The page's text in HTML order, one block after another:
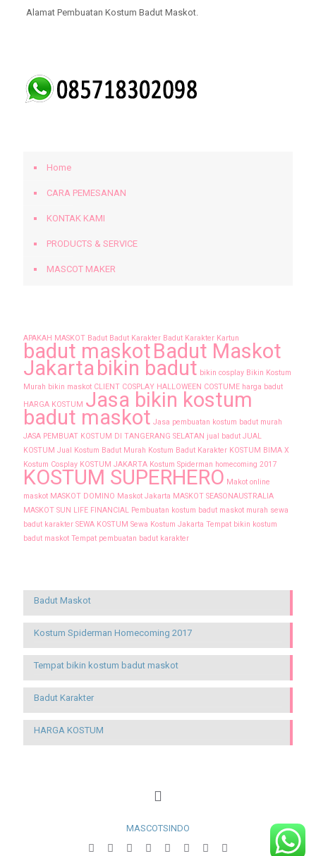
Alamat Pembuatan Kostum Badut Maskot.
Home
CARA PEMESANAN
KONTAK KAMI
PRODUCTS & SERVICE
MASCOT MAKER
APAKAH MASKOT Badut Badut Karakter Badut Karakter Kartun
badut maskotBadut Maskot
Jakarta bikin badut bikin cosplay Bikin Kostum
Murah bikin maskot CLIENT COSPLAY HALLOWEEN COSTUME harga badut
HARGA KOSTUM Jasa bikin kostum
badut maskot Jasa pembuatan kostum badut murah
JASA PEMBUAT KOSTUM DI TANGERANG SELATAN jual badut JUAL
KOSTUM Jual Kostum Badut Murah Kostum Badut Karakter KOSTUM BIMA X
Kostum Cosplay KOSTUM JAKARTA Kostum Spiderman homecoming 2017
KOSTUM SUPERHERO Makot online
maskot MASKOT DOMINO Maskot Jakarta MASKOT SEASONAUSTRALIA
MASKOT SUN LIFE FINANCIAL Pembuatan kostum badut maskot murah sewa
badut karakter SEWA KOSTUM Sewa Kostum Jakarta Tempat bikin kostum
badut maskot Tempat pembuatan badut karakter
Badut Maskot
Kostum Spiderman Homecoming 2017
Tempat bikin kostum badut maskot
Badut Karakter
HARGA KOSTUM
MASCOTSINDO